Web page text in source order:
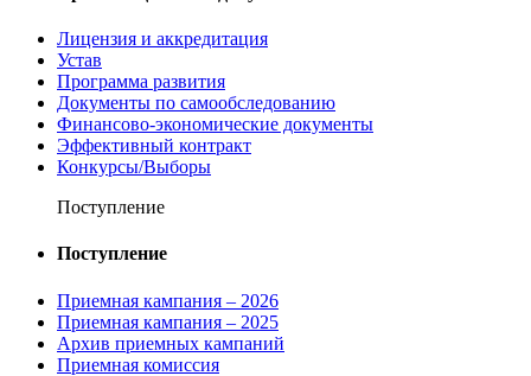
Лицензия и аккредитация
Устав
Программа развития
Документы по самообследованию
Финансово-экономические документы
Эффективный контракт
Конкурсы/Выборы
Поступление
Поступление
Приемная кампания – 2026
Приемная кампания – 2025
Архив приемных кампаний
Приемная комиссия